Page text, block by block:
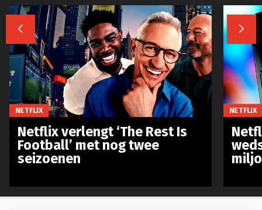
 
NETFLIX
Netflix verlengt ‘The Rest Is
Football’ met nog twee
seizoenen
NETFLIX